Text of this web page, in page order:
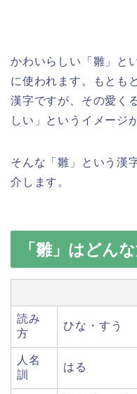
かわいらしい「雛」と
に使われます。もとも
漢字ですが、その愛く
しい」というイメージ
そんな「雛」という漢
介します。
「雛」はどん
読み
方
ひな・すう
人名
訓
はる